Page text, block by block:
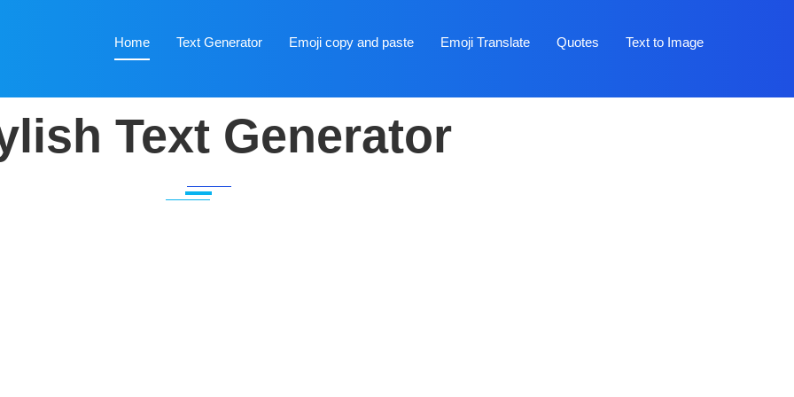
Home Text Generator Emoji copy and paste Emoji Translate Quotes Text to Image
Text Generator